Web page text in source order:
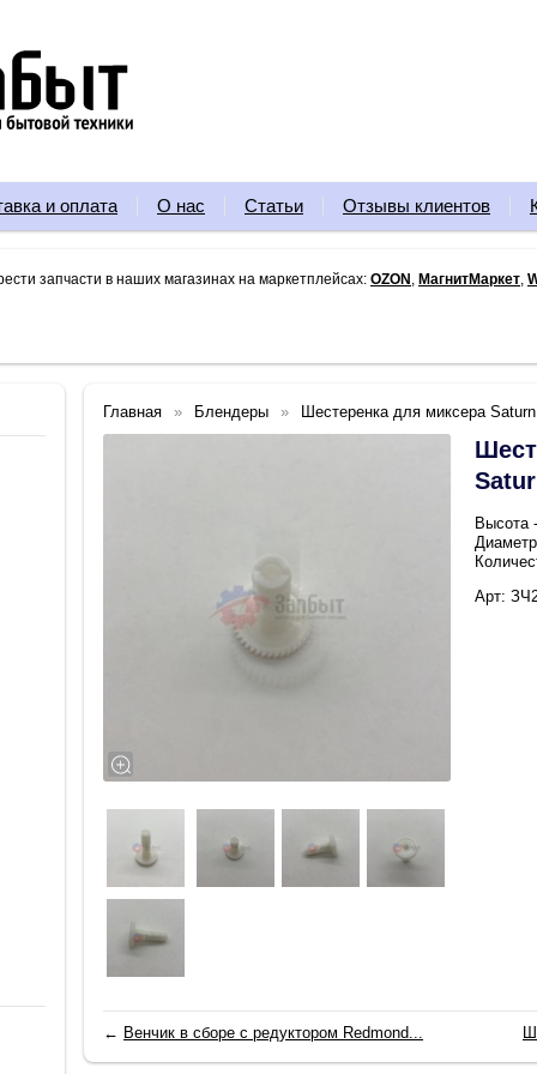
и оплата О нас Статьи Отзывы клиентов
запчасти в наших магазинах на маркетплейсах: OZON МагнитМаркет
Главная Блендеры Шестеренка для миксера
Высота
Арт:
← Венчик в сборе с редуктором Redmond...